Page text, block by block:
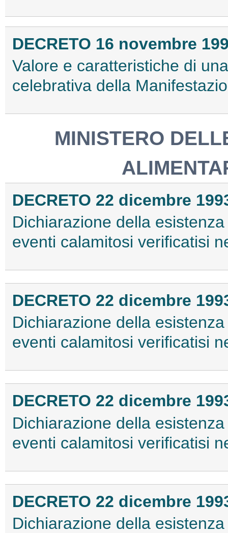
DECRETO 16 novembre
Valore e caratteristiche di
celebrativa della
MINISTERO
DECRETO 22 dicembre
Dichiarazione della
eventi calamitosi verificatisi
DECRETO 22 dicembre
Dichiarazione della
eventi calamitosi verificatisi
DECRETO 22 dicembre
Dichiarazione della
eventi calamitosi verificatisi
DECRETO 22 dicembre
Dichiarazione della